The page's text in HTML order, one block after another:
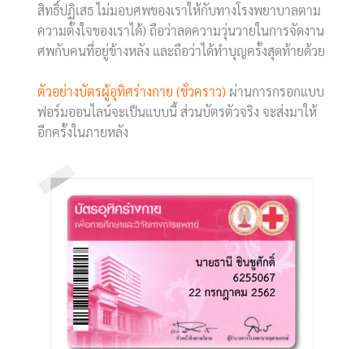
สิทธิ์ปฏิเสธ ไม่มอบศพของเราให้กับทางโรงพยาบาลตาม
ความตั้งใจของเราได้) ถือว่าลดความวุ่นวายในการจัดงาน
ศพกับคนที่อยู่ข้างหลัง และถือว่าได้ทำบุญครั้งสุดท้ายด้วย
ตัวอย่างบัตรผู้อุทิศร่างกาย (ชั่วคราว)ผ่านการกรอกแบบ
ฟอร์มออนไลน์จะเป็นแบบนี้ ส่วนบัตรตัวจริง จะส่งมาให้
อีกครั้งในภายหลัง